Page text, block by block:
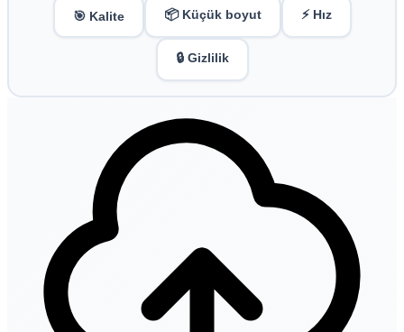
🎯 Kalite 📦 Küçük boyut ⚡ Hız
🔒 Gizlilik